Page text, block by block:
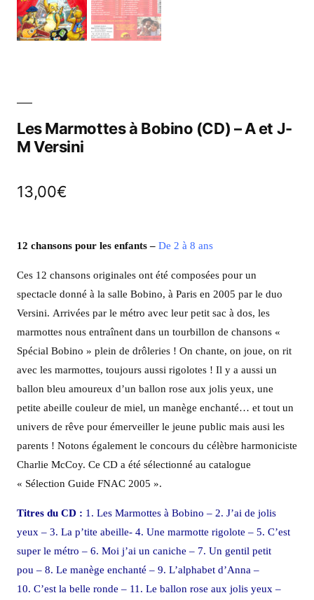
Les Marmottes à Bobino (CD) – A et J-
M Versini
13,00€
12 chansons pour les enfants – De 2 à 8 ans
Ces 12 chansons originales ont été composées pour un
spectacle donné à la salle Bobino, à Paris en 2005 par le duo
Versini. Arrivées par le métro avec leur petit sac à dos, les
marmottes nous entraînent dans un tourbillon de chansons «
Spécial Bobino » plein de drôleries ! On chante, on joue, on rit
avec les marmottes, toujours aussi rigolotes ! Il y a aussi un
ballon bleu amoureux d’un ballon rose aux jolis yeux, une
petite abeille couleur de miel, un manège enchanté… et tout un
univers de rêve pour émerveiller le jeune public mais ausi les
parents ! Notons également le concours du célèbre harmoniciste
Charlie McCoy. Ce CD a été sélectionné au catalogue
« Sélection Guide FNAC 2005 ».
Titres du CD : 1. Les Marmottes à Bobino – 2. J’ai de jolis
yeux – 3. La p’tite abeille- 4. Une marmotte rigolote – 5. C’est
super le métro – 6. Moi j’ai un caniche – 7. Un gentil petit
pou – 8. Le manège enchanté – 9. L’alphabet d’Anna –
10. C’est la belle ronde – 11. Le ballon rose aux jolis yeux –